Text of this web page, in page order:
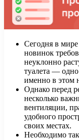
Сегодня в
новинок
неуклонно
туалета —
именно в этом
Однако перед
несколько
вентиляции,
удобного
своих местах.
Необходимо